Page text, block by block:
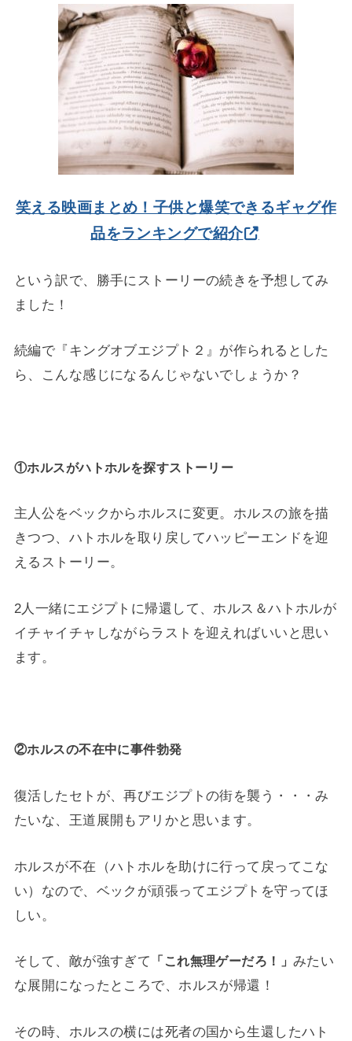
笑える映画まとめ！子供と爆笑できるギャグ作
品をランキングで紹介
という訳で、勝手にストーリーの続きを予想してみ
ました！
続編で『キングオブエジプト２』が作られるとした
ら、こんな感じになるんじゃないでしょうか？
①ホルスがハトホルを探すストーリー
主人公をベックからホルスに変更。ホルスの旅を描
きつつ、ハトホルを取り戻してハッピーエンドを迎
えるストーリー。
2人一緒にエジプトに帰還して、ホルス＆ハトホルが
イチャイチャしながらラストを迎えればいいと思い
ます。
②ホルスの不在中に事件勃発
復活したセトが、再びエジプトの街を襲う・・・み
たいな、王道展開もアリかと思います。
ホルスが不在（ハトホルを助けに行って戻ってこな
い）なので、ベックが頑張ってエジプトを守ってほ
しい。
そして、敵が強すぎて 「これ無理ゲーだろ！」 みたい
な展開になったところで、ホルスが帰還！
その時、ホルスの横には死者の国から生還したハト